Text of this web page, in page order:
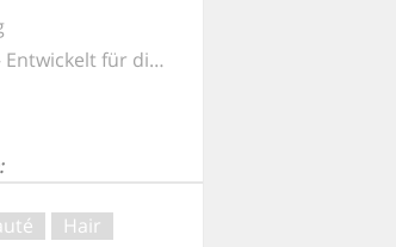
Ansprüche von Männerhaut und -haar
Hair